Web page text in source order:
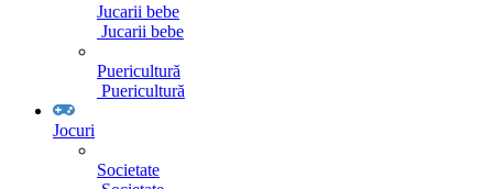
Jucarii bebe
Jucarii bebe
Puericultură
Puericultură
Jocuri
Societate